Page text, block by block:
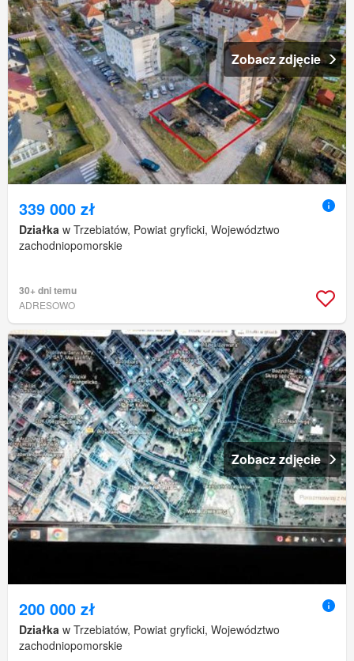
Zobacz zdjęcie
339 000 zł
Działka w Trzebiatów, Powiat gryficki, Województwo
zachodniopomorskie
30+ dni temu
ADRESOWO
Zobacz zdjęcie
200 000 zł
Działka w Trzebiatów, Powiat gryficki, Województwo
zachodniopomorskie